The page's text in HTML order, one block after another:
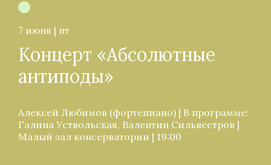
7 июня | пт
Концерт «Абсолютные
антиподы»
Алексей Любимов (фортепиано) | В программе:
Галина Уствольская, Валентин Сильвестров |
Малый зал консерватории | 19:00